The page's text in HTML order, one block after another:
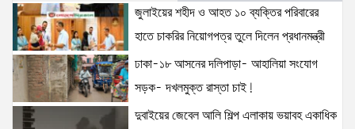
জুলাইয়ের শহীদ ও আহত ১০ ব্যক্তির পরিবারের হাতে চাকরির
নিয়োগপত্র তুলে দিলেন প্রধানমন্ত্রী
15 views |posted on August 8, 2026
আইনশৃঙ্খলা পরিস্থিতি সম্পূর্ণ নিয়ন্ত্রণে রয়েছে: স্বরাষ্ট্রমন্ত্রী
12 views |posted on August 3, 2026
জুলাইয়ের শহীদ ও আহত ১০ ব্যক্তির পরিবারের
হাতে চাকরির নিয়োগপত্র তুলে দিলেন প্রধানমন্ত্রী
ঢাকা-১৮ আসনের দলিপাড়া- আহালিয়া সংযোগ
সড়ক- দখলমুক্ত রাস্তা চাই!
দুবাইয়ের জেবেল আলি শিল্প এলাকায় ভয়াবহ একাধিক